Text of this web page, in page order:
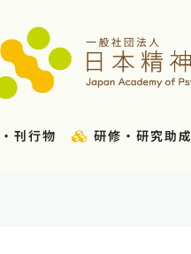
刊行物 研修・研究助成